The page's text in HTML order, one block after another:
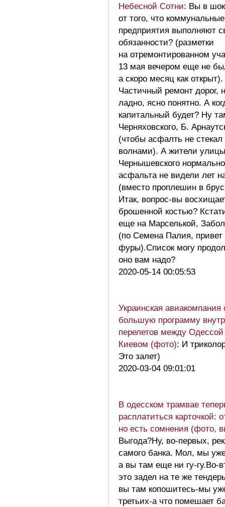
Небесной Сотни: Вы в
от того, что коммунальные
предприятия выполняют
обязанности? (разметки
на отремонтированном
13 мая вечером еще не
а скоро месяц как открыт).
Частичный ремонт дорог,
ладно, ясно понятно. А
капитальный будет? Ну
Черняховского, Б.
(чтобы асфалть не стекал
волнами). А жители улицы
Чернышевского
асфальта не видели лет
(вместо проплешин в
Итак, вопрос-вы
брошенной костью?
еще на Марселькой,
(по Семена Палия, привет
фуры).Список могу
оно вам надо?
2020-05-14 00:05:53
Украинская авиакомпания
большую программу
перелетов между
Киевом (фото): И
Это залет)
2020-03-04 09:01:01
В одесском трамвае
расплатиться карточкой:
но есть сомнения (фото,
Выгода?Ну, во-первых,
самого банка. Мол, мы
а вы там еще ни гу-гу.Во-
это задел на те же
вы там копошитесь-мы
третьих-а что помешает